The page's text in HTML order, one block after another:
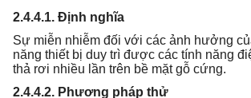
2.4.4.1. Định nghĩa
Sự miễn nhiễm đối với các ảnh hưởng
năng thiết bị duy trì được các tính năng
thả rơi nhiều lần trên bề mặt gỗ cứng.
2.4.4.2. Phương pháp thử